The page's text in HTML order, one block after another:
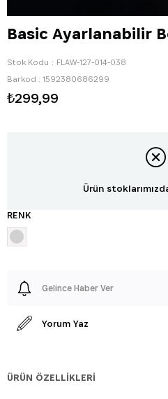
Basic Ayarlanabilir
Stok Kodu
FLAW-127-014-038
Barkod : 1592380686299
₺299,99
Ürün
RENK
Gelince Haber Ver
Yorum Yaz
ÜRÜN ÖZELLIKLERI